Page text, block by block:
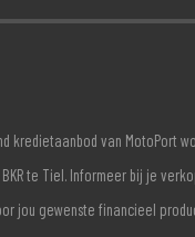
kredietaanbod van MotoPort
te Tiel. Informeer bij je
jou gewenste financieel